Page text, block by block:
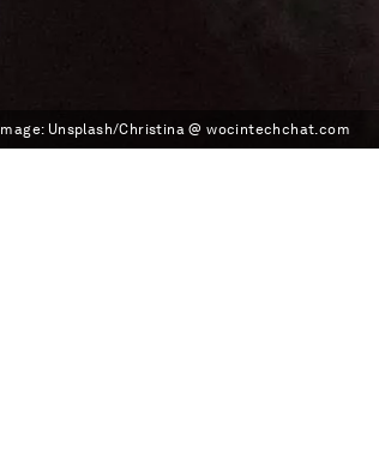
Image: Unsplash/Christina @ wocintechchat.com